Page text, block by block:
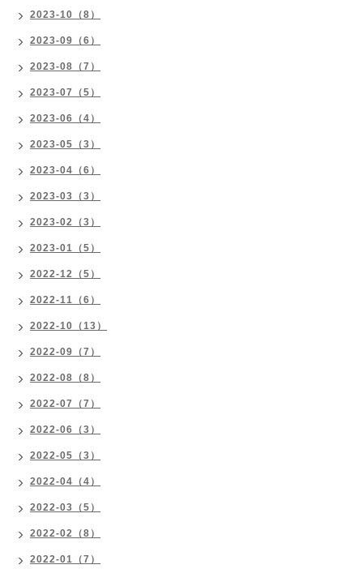
2023-10（8）
2023-09（6）
2023-08（7）
2023-07（5）
2023-06（4）
2023-05（3）
2023-04（6）
2023-03（3）
2023-02（3）
2023-01（5）
2022-12（5）
2022-11（6）
2022-10（13）
2022-09（7）
2022-08（8）
2022-07（7）
2022-06（3）
2022-05（3）
2022-04（4）
2022-03（5）
2022-02（8）
2022-01（7）